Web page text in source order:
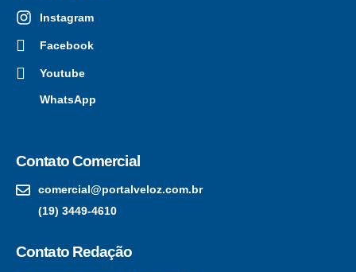
Instagram
Facebook
Youtube
WhatsApp
Contato Comercial
comercial@portalveloz.com.br
(19) 3449-4610
Contato Redação